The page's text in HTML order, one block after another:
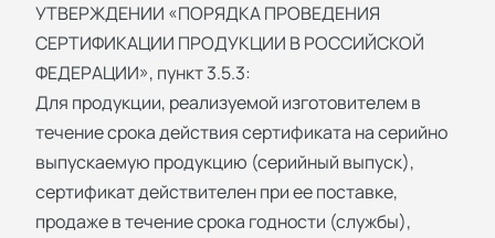
УТВЕРЖДЕНИИ «ПОРЯДКА ПРОВЕДЕНИЯ
СЕРТИФИКАЦИИ ПРОДУКЦИИ В РОССИЙСКОЙ
ФЕДЕРАЦИИ», пункт 3.5.3:
Для продукции, реализуемой изготовителем в
течение срока действия сертификата на серийно
выпускаемую продукцию (серийный выпуск),
сертификат действителен при ее поставке,
продаже в течение срока годности (службы),